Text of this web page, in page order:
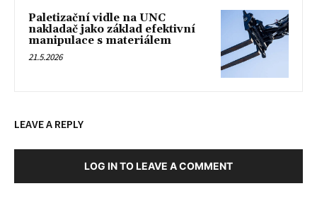
Paletizační vidle na UNC
nakladač jako základ efektivní
manipulace s materiálem
21.5.2026
LEAVE A REPLY
LOG IN TO LEAVE A COMMENT